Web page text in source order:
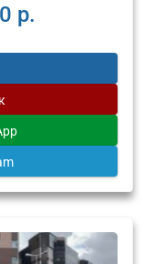
р.